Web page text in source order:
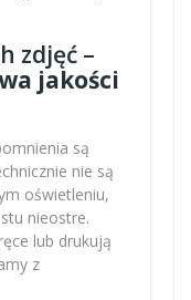
zdjęć –
jakości
są
nie są
oświetleniu,
nieostre.
lub drukują
z